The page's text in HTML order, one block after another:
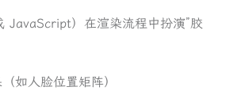
JavaScript）在渲染流程中扮演”胶
如人脸位置矩阵）